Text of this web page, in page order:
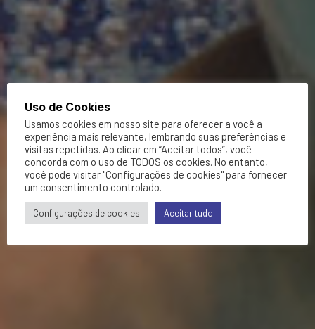
Uso de Cookies
Usamos cookies em nosso site para oferecer a você a
experiência mais relevante, lembrando suas preferências e
visitas repetidas. Ao clicar em “Aceitar todos”, você
concorda com o uso de TODOS os cookies. No entanto,
você pode visitar "Configurações de cookies" para fornecer
um consentimento controlado.
Configurações de cookies Aceitar tudo